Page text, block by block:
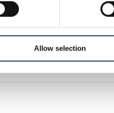
Allow selection